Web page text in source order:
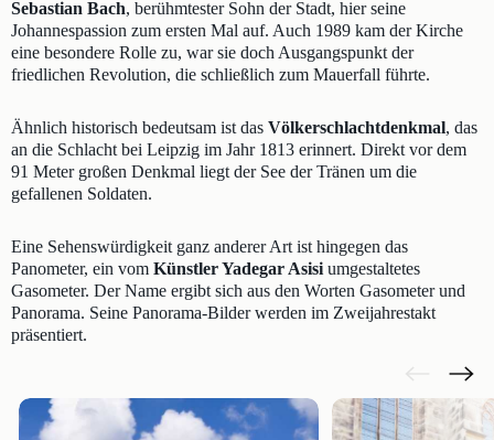
Sebastian Bach, berühmtester Sohn der Stadt, hier seine
Johannespassion zum ersten Mal auf. Auch 1989 kam der Kirche
eine besondere Rolle zu, war sie doch Ausgangspunkt der
friedlichen Revolution, die schließlich zum Mauerfall führte.
Ähnlich historisch bedeutsam ist das Völkerschlachtdenkmal, das
an die Schlacht bei Leipzig im Jahr 1813 erinnert. Direkt vor dem
91 Meter großen Denkmal liegt der See der Tränen um die
gefallenen Soldaten.
Eine Sehenswürdigkeit ganz anderer Art ist hingegen das
Panometer, ein vom Künstler Yadegar Asisi umgestaltetes
Gasometer. Der Name ergibt sich aus den Worten Gasometer und
Panorama. Seine Panorama-Bilder werden im Zweijahrestakt
präsentiert.